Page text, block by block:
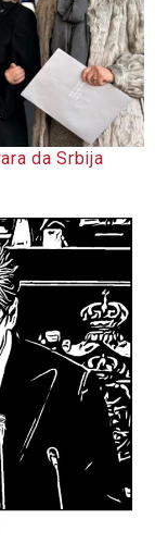
da Srbija